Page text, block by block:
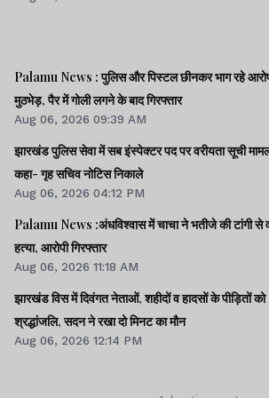
Palamu News : पुलिस और पिस्टल छीनकर भाग रहे आरोपी में
मुठभेड़, पैर में गोली लगने के बाद गिरफ्तार
Aug 06, 2026 09:39 AM
झारखंड पुलिस सेवा में सब इंस्पेक्टर पद पर वरीयता सूची
कहा- गृह सचिव नोटिस निकाले
Aug 06, 2026 04:12 PM
Palamu News :अंधविश्वास में चाचा ने भतीजे की टांगी से
हत्या, आरोपी गिरफ्तार
Aug 06, 2026 11:18 AM
झारखंड विस में दिवंगत नेताओं, शहीदों व हादसों के पीड़ितों को
श्रद्धांजलि, सदन ने रखा दो मिनट का मौन
Aug 06, 2026 12:14 PM